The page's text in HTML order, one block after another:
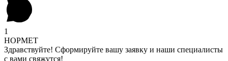
1
НОРМЕТ
Здравствуйте! Сформируйте вашу заявку и наши специалисты
с вами свяжутся!